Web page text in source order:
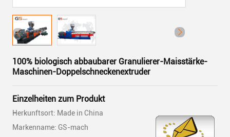
100% biologisch abbaubarer Granulierer-Maisstärke-
Maschinen-Doppelschneckenextruder
Einzelheiten zum Produkt
Herkunftsort: Made in China
Markenname: GS-mach